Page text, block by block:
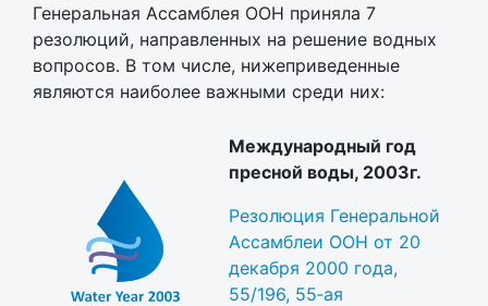
Генеральная Ассамблея ООН приняла 7
резолюций, направленных на решение водных
вопросов. В том числе, нижеприведенные
являются наиболее важными среди них:
Международный год
пресной воды, 2003г.
Резолюция Генеральной
Ассамблеи ООН от 20
декабря 2000 года,
55/196, 55‐ая